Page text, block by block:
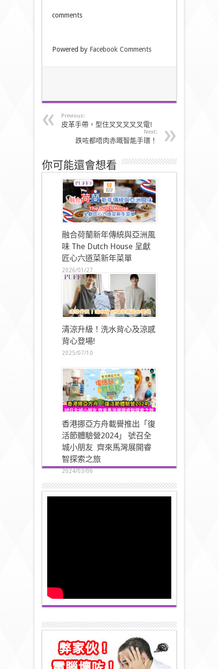
comments
Powered by Facebook Comments
Previous:
皮革手帶，型住叉叉叉叉叉電!
Next:
跌咗都唔肉赤嘅智能手環！
你可能還會想看
融合荷蘭新年傳統與亞洲風
味 The Dutch House 呈獻
匠心六道菜新年菜單
2026/01/27
清涼升級！洗水背心及涼感
背心登場!
2025/07/10
香港挪亞方舟載譽推出「復
活節體驗營2024」 號召全
城小朋友 齊來馬灣展開睿
智探索之旅
2024/03/06